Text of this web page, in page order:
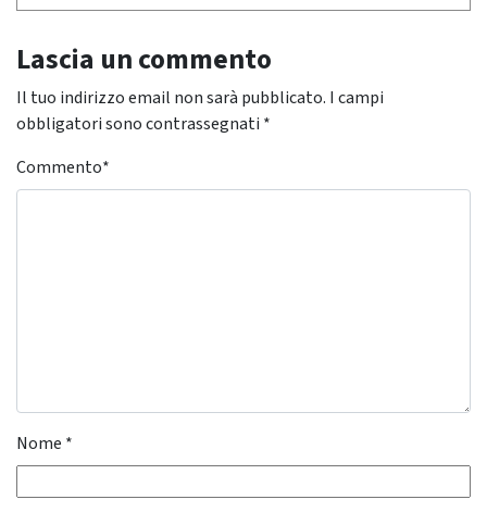
Lascia un commento
Il tuo indirizzo email non sarà pubblicato. I campi
obbligatori sono contrassegnati *
Commento*
Nome *